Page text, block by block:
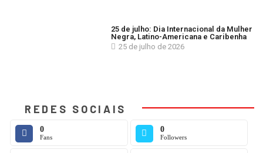
25 de julho: Dia Internacional da Mulher
Negra, Latino-Americana e Caribenha
25 de julho de 2026
REDES SOCIAIS
0
Fans
0
Followers